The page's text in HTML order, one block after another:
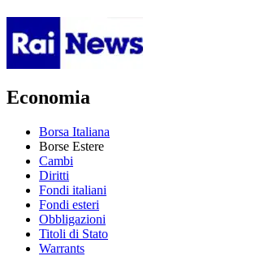
Economia
Borsa Italiana
Borse Estere
Cambi
Diritti
Fondi italiani
Fondi esteri
Obbligazioni
Titoli di Stato
Warrants